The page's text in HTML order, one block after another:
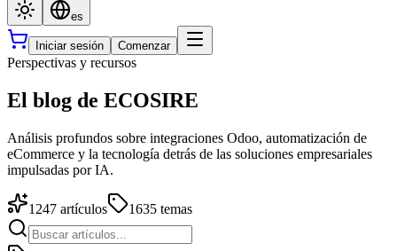
es
Iniciar sesión Comenzar
Perspectivas y recursos
El blog de ECOSIRE
Análisis profundos sobre integraciones Odoo, automatización de
eCommerce y la tecnología detrás de las soluciones empresariales
impulsadas por IA.
1247 artículos 1635 temas